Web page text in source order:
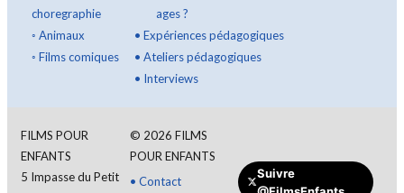
choregraphie
◦ Animaux
◦ Films comiques
ages ?
• Expériences pédagogiques
• Ateliers pédagogiques
• Interviews
FILMS POUR
ENFANTS
5 Impasse du Petit
© 2026 FILMS
POUR ENFANTS
• Contact
Suivre